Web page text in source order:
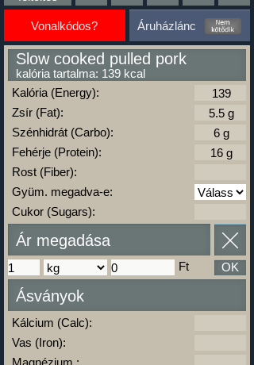
Vonalkódos? Áruházlánc
Slow cooked pulled pork
kalória tartalma: 139 kcal
Kalória (Energy):
Zsír (Fat):
Szénhidrát (Carbo):
Fehérje (Protein):
Rost (Fiber):
Gyüm. megadva-e:
Cukor (Sugars):
Ár megadása
Ft OK
Ásványok
Kálcium (Calc):
Vas (Iron):
Magnézium :